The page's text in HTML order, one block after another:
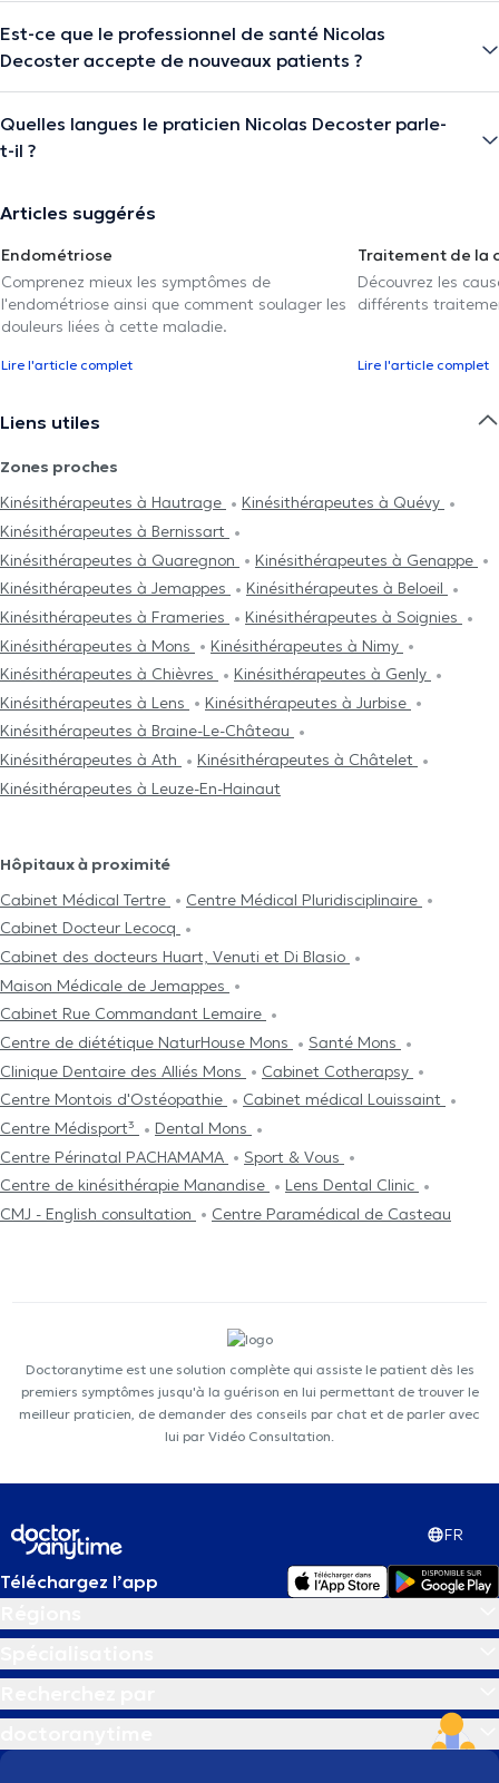
Est-ce que le professionnel de santé Nicolas
Decoster accepte de nouveaux patients ?
Quelles langues le praticien Nicolas Decoster parle-
t-il ?
Articles suggérés
Endométriose
Comprenez mieux les symptômes de
l'endométriose ainsi que comment soulager les
douleurs liées à cette maladie.
Lire l'article complet
Traitement de la
Découvrez les
différents
Lire l'article complet
Liens utiles
Zones proches
Kinésithérapeutes à Hautrage
Kinésithérapeutes à Quévy
Kinésithérapeutes à Bernissart
Kinésithérapeutes à Quaregnon
Kinésithérapeutes à Genappe
Kinésithérapeutes à Jemappes
Kinésithérapeutes à Beloeil
Kinésithérapeutes à Frameries
Kinésithérapeutes à Soignies
Kinésithérapeutes à Mons
Kinésithérapeutes à Nimy
Kinésithérapeutes à Chièvres
Kinésithérapeutes à Genly
Kinésithérapeutes à Lens
Kinésithérapeutes à Jurbise
Kinésithérapeutes à Braine-Le-Château
Kinésithérapeutes à Ath
Kinésithérapeutes à Châtelet
Kinésithérapeutes à Leuze-En-Hainaut
Hôpitaux à proximité
Cabinet Médical Tertre
Centre Médical Pluridisciplinaire
Cabinet Docteur Lecocq
Cabinet des docteurs Huart, Venuti et Di Blasio
Maison Médicale de Jemappes
Cabinet Rue Commandant Lemaire
Centre de diététique NaturHouse Mons
Santé Mons
Clinique Dentaire des Alliés Mons
Cabinet Cotherapsy
Centre Μontois d'Ostéopathie
Cabinet médical Louissaint
Centre Médisport³
Dental Mons
Centre Périnatal PACHAMAMA
Sport & Vous
Centre de kinésithérapie Manandise
Lens Dental Clinic
CMJ - English consultation
Centre Paramédical de Casteau
Doctoranytime est une solution complète qui assiste le patient dès les
premiers symptômes jusqu'à la guérison en lui permettant de trouver le
meilleur praticien, de demander des conseils par chat et de parler avec
lui par Vidéo Consultation.
FR
Téléchargez l’app